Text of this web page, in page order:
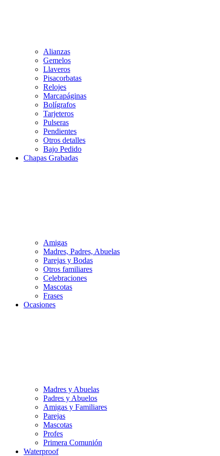
Alianzas
Gemelos
Llaveros
Pisacorbatas
Relojes
Marcapáginas
Bolígrafos
Tarjeteros
Pulseras
Pendientes
Otros detalles
Bajo Pedido
Chapas Grabadas
Amigas
Madres, Padres, Abuelas
Parejas y Bodas
Otros familiares
Celebraciones
Mascotas
Frases
Ocasiones
Madres y Abuelas
Padres y Abuelos
Amigas y Familiares
Parejas
Mascotas
Profes
Primera Comunión
Waterproof